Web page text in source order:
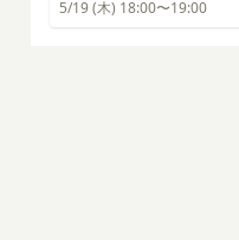
5/19 (木) 18:00〜19:00